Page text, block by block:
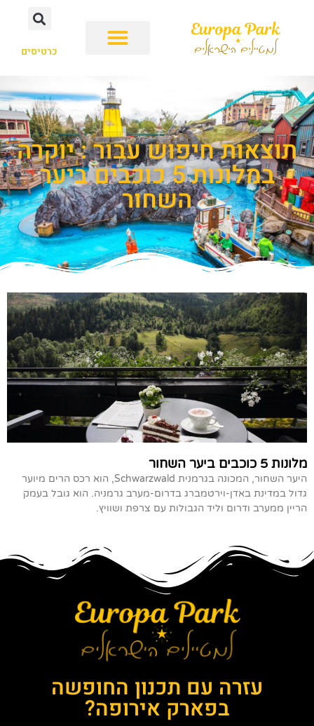
כרטיסים
תוצאות חיפוש עבור : יוקרה
במלונות 5 כוכבים ביער
השחור
מלונות 5 כוכבים ביער השחור
היער השחור, המכונה בגרמנית Schwarzwald, הוא רכס הרים מיוער
גדול במדינת באדן-וירטמברג בדרום-מערב גרמניה. הוא גובל בעמק
הריין ממערב ודרום וליד הגבולות עם צרפת ושוויץ.
עזרה עם תכנון החופשה
בפארק אירופה?